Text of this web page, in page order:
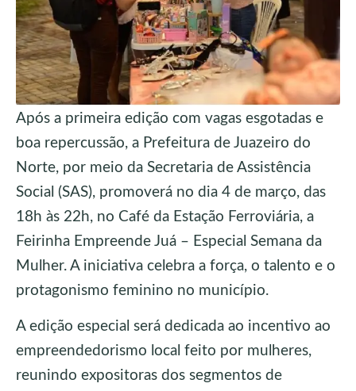
Após a primeira edição com vagas esgotadas e
boa repercussão, a Prefeitura de Juazeiro do
Norte, por meio da Secretaria de Assistência
Social (SAS), promoverá no dia 4 de março, das
18h às 22h, no Café da Estação Ferroviária, a
Feirinha Empreende Juá – Especial Semana da
Mulher. A iniciativa celebra a força, o talento e o
protagonismo feminino no município.
A edição especial será dedicada ao incentivo ao
empreendedorismo local feito por mulheres,
reunindo expositoras dos segmentos de